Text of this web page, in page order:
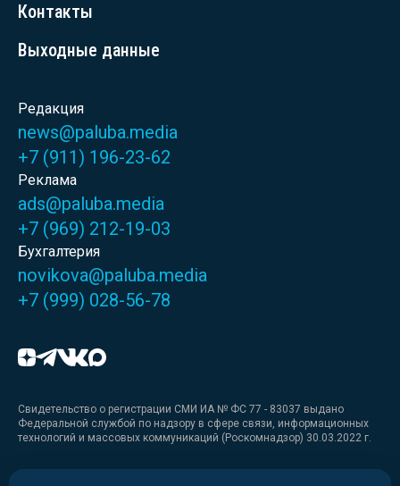
Контакты
Выходные данные
Редакция
news@paluba.media
+7 (911) 196-23-62
Реклама
ads@paluba.media
+7 (969) 212-19-03
Бухгалтерия
novikova@paluba.media
+7 (999) 028-56-78
Свидетельство о регистрации СМИ ИА № ФС 77 - 83037 выдано
Федеральной службой по надзору в сфере связи, информационных
технологий и массовых коммуникаций (Роскомнадзор) 30.03.2022 г.